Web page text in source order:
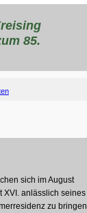
85.
sich im August
XVI. anlässlich seines
zu bringen.